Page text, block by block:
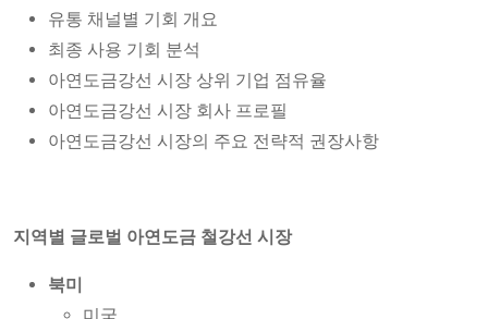
유통 채널별 기회 개요
최종 사용 기회 분석
아연도금강선 시장 상위 기업 점유율
아연도금강선 시장 회사 프로필
아연도금강선 시장의 주요 전략적 권장사항
지역별 글로벌 아연도금 철강선 시장
북미